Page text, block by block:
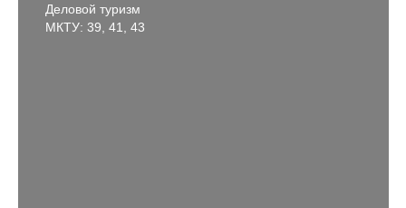
Деловой туризм
МКТУ: 39, 41, 43